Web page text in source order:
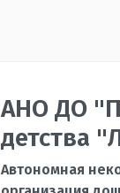
АНО ДО
детства
Автономная